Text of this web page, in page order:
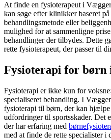
At finde en fysioterapeut i
kan søge efter klinikker baseret
behandlingsmetode eller
mulighed for at sammenligne
behandlinger der tilbydes. Dette
rette fysioterapeut, der passer til
Fysioterapi for børn
Fysioterapi er ikke kun for
specialiseret behandling. I
fysioterapi til børn, der kan hjælpe
udfordringer til sportsskader. Det
der har erfaring med
med at finde de rette specialister i